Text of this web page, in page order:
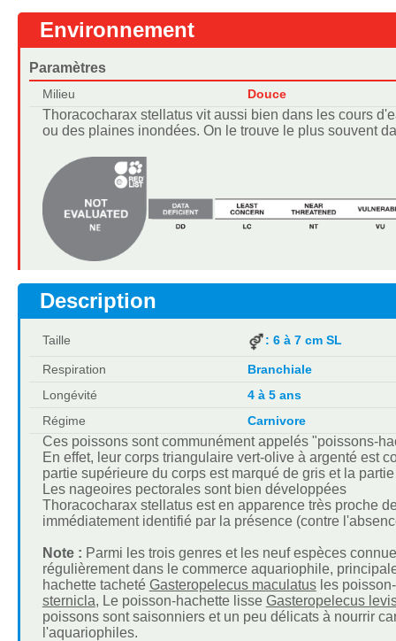
Environnement
Paramètres
Milieu Douce
Thoracocharax stellatus vit aussi bien dans les cours
ou des plaines inondées. On le trouve le plus souvent
Description
Taille : 6 à 7 cm SL
Respiration
Branchiale
Longévité
4 à 5 ans
Régime
Carnivore
Ces poissons sont communément appelés "poissons-
En effet, leur corps triangulaire vert-olive à argenté est
partie supérieure du corps est marqué de gris et la
Les nageoires pectorales sont bien développées
Thoracocharax stellatus est en apparence très proche
immédiatement identifié par la présence (contre
Note : Parmi les trois genres et les neuf espèces
régulièrement dans le commerce aquariophile,
hachette tacheté Gasteropelecus maculatusles
sternicla, Le poisson-hachette lisse Gasteropelecus
poissons sont saisonniers et un peu délicats à nourrir
l'aquariophiles.